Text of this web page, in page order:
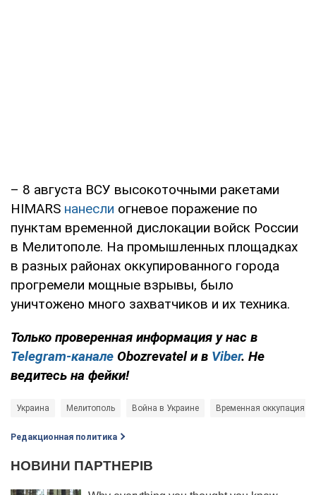
– 8 августа ВСУ высокоточными ракетами
HIMARS нанесли огневое поражение по
пунктам временной дислокации войск России
в Мелитополе. На промышленных площадках
в разных районах оккупированного города
прогремели мощные взрывы, было
уничтожено много захватчиков и их техника.
Только проверенная информация у нас в
Telegram-канале Obozrevatel и в Viber. Не
ведитесь на фейки!
Украина Мелитополь Война в Украине Временная оккупация
Редакционная политика